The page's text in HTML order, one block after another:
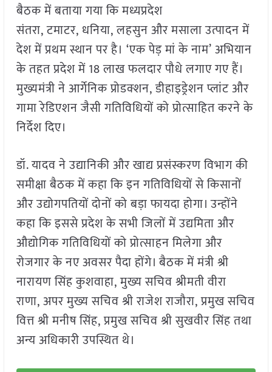
बैठक में बताया गया कि मध्यप्रदेश
संतरा, टमाटर, धनिया, लहसुन और मसाला उत्पादन में
देश में प्रथम स्थान पर है। ‘एक पेड़ मां के नाम’ अभियान
के तहत प्रदेश में 18 लाख फलदार पौधे लगाए गए हैं।
मुख्यमंत्री ने आर्गेनिक प्रोडक्शन, डीहाइड्रेशन प्लांट और
गामा रेडिएशन जैसी गतिविधियों को प्रोत्साहित करने के
निर्देश दिए।
डॉ. यादव ने उद्यानिकी और खाद्य प्रसंस्करण विभाग की
समीक्षा बैठक में कहा कि इन गतिविधियों से किसानों
और उद्योगपतियों दोनों को बड़ा फायदा होगा। उन्होंने
कहा कि इससे प्रदेश के सभी जिलों में उद्यमिता और
औद्योगिक गतिविधियों को प्रोत्साहन मिलेगा और
रोजगार के नए अवसर पैदा होंगे। बैठक में मंत्री श्री
नारायण सिंह कुशवाहा, मुख्य सचिव श्रीमती वीरा
राणा, अपर मुख्य सचिव श्री राजेश राजौरा, प्रमुख सचिव
वित्त श्री मनीष सिंह, प्रमुख सचिव श्री सुखवीर सिंह तथा
अन्य अधिकारी उपस्थित थे।